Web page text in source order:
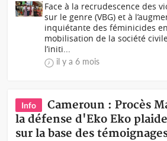
Face à la recrudescence des
sur le genre (VBG) et à
inquiétante des féminicides en
mobilisation de la société
l’initi...
il y a 6 mois
Info
Cameroun : Procès
la défense d'Eko Eko
sur la base des